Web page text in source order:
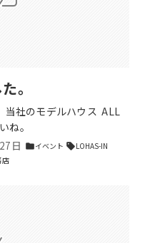
。
当社のモデルハウス ALL
ね。
日 folderイベント sellLOHAS-IN
店